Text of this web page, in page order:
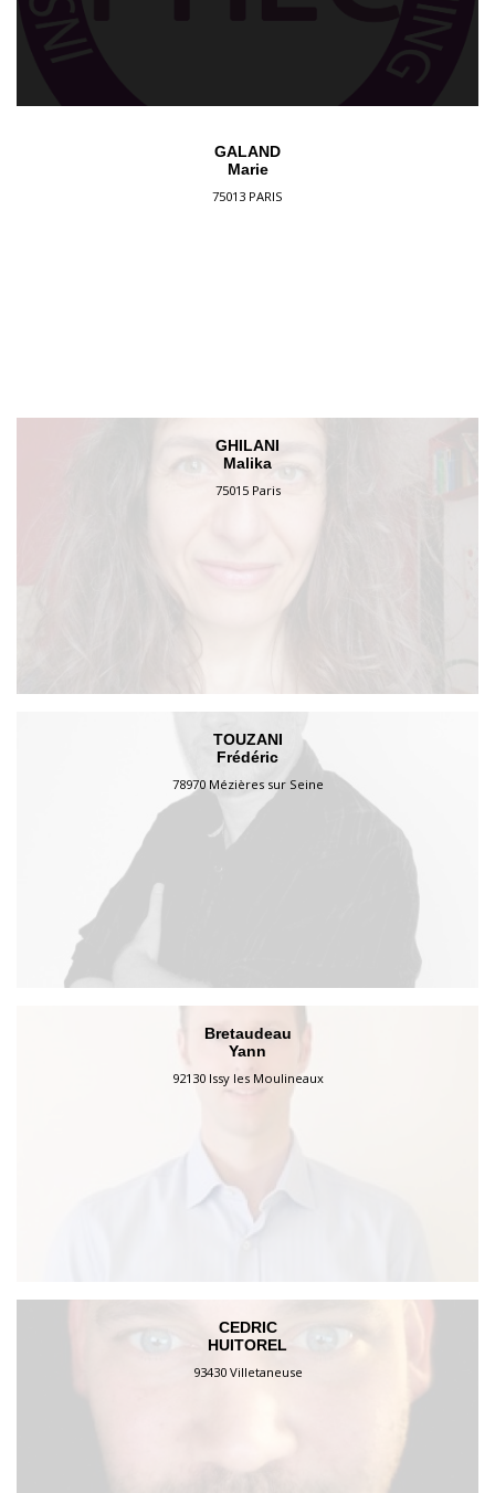
GALAND
Marie
75013 PARIS
GHILANI
Malika
75015 Paris
TOUZANI
Frédéric
78970 Mézières sur Seine
Bretaudeau
Yann
92130 Issy les Moulineaux
CEDRIC
HUITOREL
93430 Villetaneuse